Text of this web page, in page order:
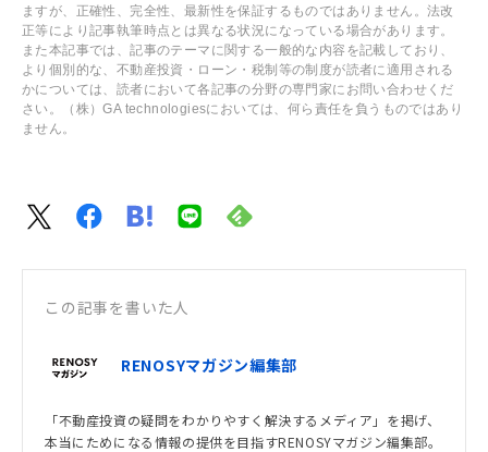
ますが、正確性、完全性、最新性を保証するものではありません。法改
正等により記事執筆時点とは異なる状況になっている場合があります。
また本記事では、記事のテーマに関する一般的な内容を記載しており、
より個別的な、不動産投資・ローン・税制等の制度が読者に適用される
かについては、読者において各記事の分野の専門家にお問い合わせくだ
さい。（株）GA technologiesにおいては、何ら責任を負うものではあり
ません。
この記事を書いた人
RENOSYマガジン編集部
「不動産投資の疑問をわかりやすく解決するメディア」を掲げ、
本当にためになる情報の提供を目指すRENOSYマガジン編集部。